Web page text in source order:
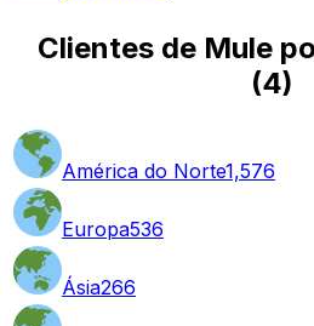
Clientes de Mule
(4)
América do Norte1,576
Europa536
Ásia266